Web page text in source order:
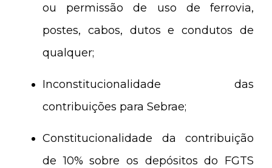
ou permissão de uso de ferrovia,
postes, cabos, dutos e condutos de
qualquer;
Inconstitucionalidade das
contribuições para Sebrae;
Constitucionalidade da contribuição
de 10% sobre os depósitos do FGTS